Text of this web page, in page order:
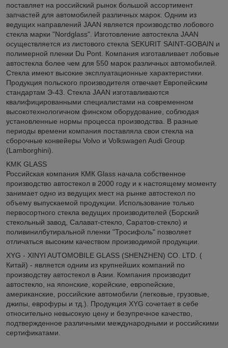
поставляет на российский рынок большой ассортимент
запчастей для автомобилей различных марок. Одним из
ведущих направлений JAAN является производство лобового
стекла марки "Nordglass". Изготовление автостекла JAAN
осуществляется из листового стекла SEKURIT SAINT-GOBAIN и
полимерной пленки Du Pont. Компания изготавливает лобовые
автостекла более чем для 550 марок различных автомобилей.
Стекла имеют высокие эксплуатационные характеристики.
Продукция польского производителя отвечает Европейским
стандартам Э-43. Стекла JAAN изготавливаются
квалифицированными специалистами на современном
высокотехнологичном финском оборудование, соблюдая
установленные нормы процесса производства. В разные
периоды времени компания поставляла свои стекла на
сборочные конвейеры Volvo и Volkswagen Audi Group
(Lamborghini).
KMK GLASS
Российская компания КМК Glass начала собственное
производство автостекол в 2000 году и к настоящему моменту
занимает одно из ведущих мест на рынке автостекол по
объему выпускаемой продукции. Использование только
первосортного стекла ведущих производителей (Борский
стекольный завод, Салават-стекло, Саратов-стекло) и
поливинилбутиральной пленки "Тросифоль" позволяет
отличаться высоким качеством производимой продукции.
XYG - XINYI AUTOMOBILE GLASS (SHENZHEN) CO. LTD. (
Китай) - является одним из крупнейших компаний по
производству автостекол в Азии. Компания производит
автостекло, на японские, корейские, европейские,
американские, российские автомобили (легковые, грузовые,
джипы, еврофуры и тд.). Продукция XYG сочетает в себе
относительно невысокую цену и безупречное качество,
подтвержденное различными международными и российскими
сертификатами.